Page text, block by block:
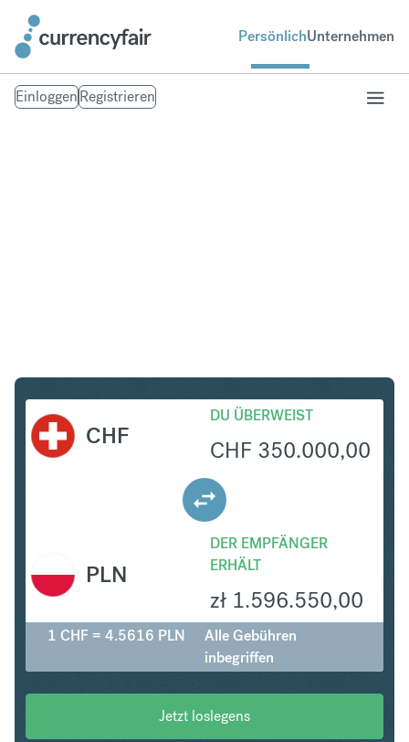
PersönlichUnternehmen
EinloggenRegistrieren
CHF
DU ÜBERWEIST
CHF 350.000,00
DER EMPFÄNGER
ERHÄLT
zł 1.596.550,00
PLN
1 CHF = 4.5616 PLN
Alle Gebühren
inbegriffen
Jetzt loslegens